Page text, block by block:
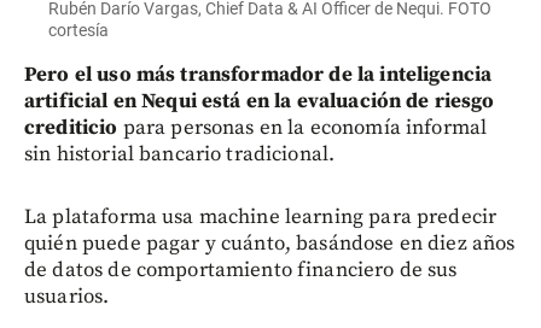
Rubén Darío Vargas, Chief Data & AI Officer de Nequi. FOTO
cortesía
Pero el uso más transformador de la inteligencia
artificial en Nequi está en la evaluación de riesgo
crediticio para personas en la economía informal
sin historial bancario tradicional.
La plataforma usa machine learning para predecir
quién puede pagar y cuánto, basándose en diez años
de datos de comportamiento financiero de sus
usuarios.